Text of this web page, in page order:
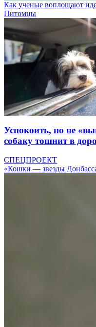
Как ученые воплощают
Питомцы
Успокоить, но не
собаку тошнит в
СПЕЦПРОЕКТ
«Кошки — звезды